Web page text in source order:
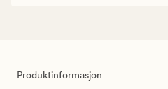
Produktinformasjon